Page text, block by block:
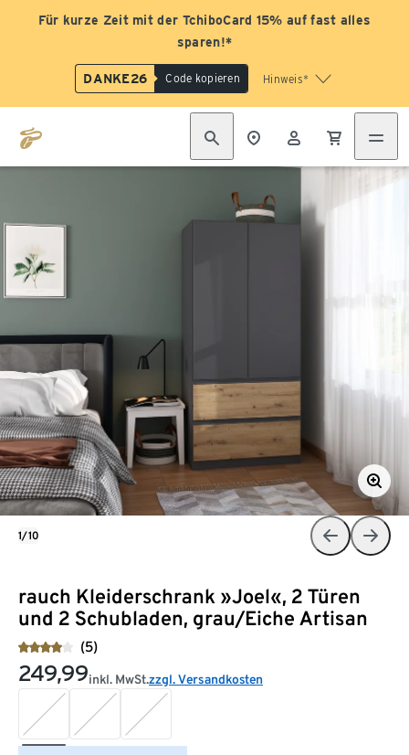
Für kurze Zeit mit der TchiboCard 15% auf fast alles
sparen!*
DANKE26 Code kopieren Hinweis*
rauch Kleiderschrank »Joel«, 2 Türen
und 2 Schubladen, grau/Eiche Artisan
(5)
249,99inkl. MwSt.zzgl. Versandkosten
1/10